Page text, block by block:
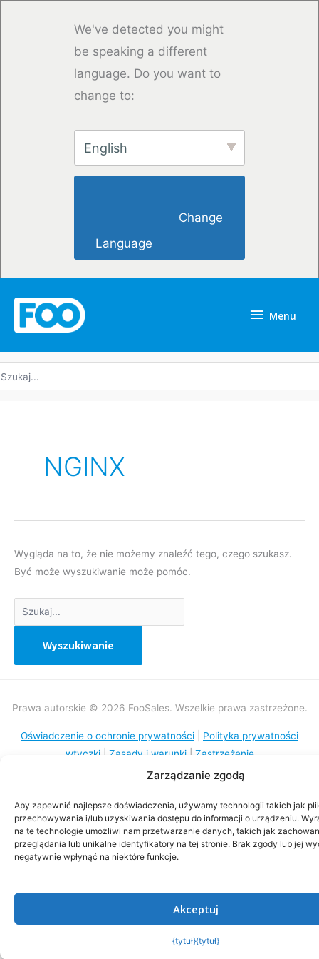
Zarządzanie zgodą
Aby zapewnić najlepsze doświadczenia, używamy technologii takich jak
przechowywania i/lub uzyskiwania dostępu do informacji o urządzeniu.
na te technologie umożliwi nam przetwarzanie danych, takich jak
przeglądania lub unikalne identyfikatory na tej stronie. Brak zgody lub jej
negatywnie wpłynąć na niektóre funkcje.
Akceptuj
{tytuł}{tytuł}
We've detected you might
be speaking a different
language. Do you want to
change to:
English
Language
Menu
NGINX
Wygląda na to, że nie możemy znaleźć tego, czego szukasz.
Być może wyszukiwanie może pomóc.
Prawa autorskie © 2026 FooSales. Wszelkie prawa zastrzeżone.
Oświadczenie o ochronie prywatności
Polityka prywatności
wtyczki| Zasady i warunki| Zastrzeżenie